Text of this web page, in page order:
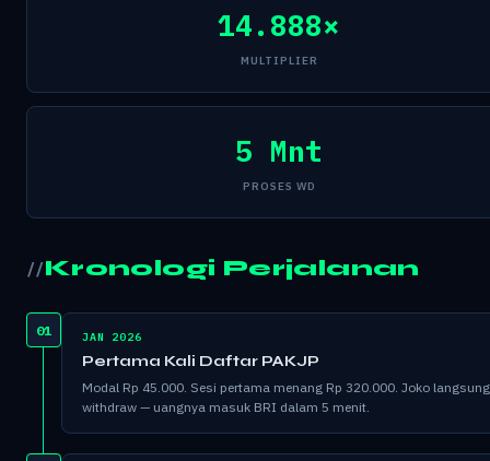
14.888×
MULTIPLIER
5 Mnt
PROSES WD
Kronologi Perjalanan
01 JAN 2026
Pertama Kali Daftar PAKJP
Modal Rp 45.000. Sesi pertama menang Rp 320.000. Joko langsung
withdraw — uangnya masuk BRI dalam 5 menit.